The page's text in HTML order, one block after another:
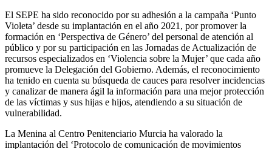
El SEPE ha sido reconocido por su adhesión a la campaña ‘Punto
Violeta’ desde su implantación en el año 2021, por promover la
formación en ‘Perspectiva de Género’ del personal de atención al
público y por su participación en las Jornadas de Actualización de
recursos especializados en ‘Violencia sobre la Mujer’ que cada año
promueve la Delegación del Gobierno. Además, el reconocimiento
ha tenido en cuenta su búsqueda de cauces para resolver incidencias
y canalizar de manera ágil la información para una mejor protección
de las víctimas y sus hijas e hijos, atendiendo a su situación de
vulnerabilidad.
La Menina al Centro Penitenciario Murcia ha valorado la
implantación del ‘Protocolo de comunicación de movimientos